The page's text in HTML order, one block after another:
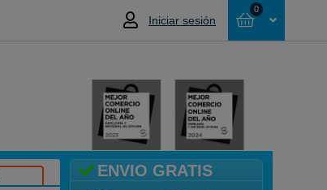
Iniciar sesión
0
NO HAS SELECCIONADO NINGÚN
ENVIO GRATIS